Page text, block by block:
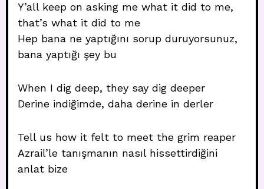
Y’all keep on asking me what it did to me,
that’s what it did to me
Hep bana ne yaptığını sorup duruyorsunuz,
bana yaptığı şey bu
When I dig deep, they say dig deeper
Derine indiğimde, daha derine in derler
Tell us how it felt to meet the grim reaper
Azrail’le tanışmanın nasıl hissettirdiğini
anlat bize